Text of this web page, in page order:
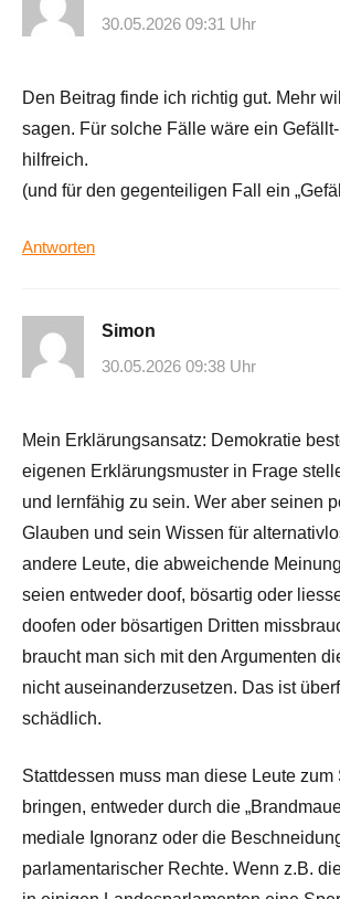
30.05.2026 09:31 Uhr
Den Beitrag finde ich richtig gut. Mehr
sagen. Für solche Fälle wäre ein Gefällt-
hilfreich.
(und für den gegenteiligen Fall ein
Antworten
Simon
30.05.2026 09:38 Uhr
Mein Erklärungsansatz: Demokratie
eigenen Erklärungsmuster in Frage
und lernfähig zu sein. Wer aber seinen
Glauben und sein Wissen für
andere Leute, die abweichende
seien entweder doof, bösartig oder
doofen oder bösartigen Dritten
braucht man sich mit den Argumenten
nicht auseinanderzusetzen. Das ist
schädlich.
Stattdessen muss man diese Leute zum
bringen, entweder durch die
mediale Ignoranz oder die
parlamentarischer Rechte. Wenn z.B.